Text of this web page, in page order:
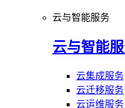
云与智能服务
云与智能
云集成服务
云迁移服务
云运维服务